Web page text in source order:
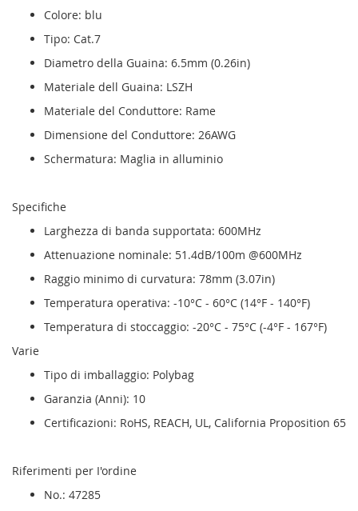
Colore: blu
Tipo: Cat.7
Diametro della Guaina: 6.5mm (0.26in)
Materiale dell Guaina: LSZH
Materiale del Conduttore: Rame
Dimensione del Conduttore: 26AWG
Schermatura: Maglia in alluminio
Specifiche
Larghezza di banda supportata: 600MHz
Attenuazione nominale: 51.4dB/100m @600MHz
Raggio minimo di curvatura: 78mm (3.07in)
Temperatura operativa: -10°C - 60°C (14°F - 140°F)
Temperatura di stoccaggio: -20°C - 75°C (-4°F - 167°F)
Varie
Tipo di imballaggio: Polybag
Garanzia (Anni): 10
Certificazioni: RoHS, REACH, UL, California Proposition 65
Riferimenti per I'ordine
No.: 47285